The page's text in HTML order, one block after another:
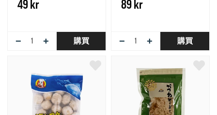
49 kr
− + 購買
89 kr
− + 購買